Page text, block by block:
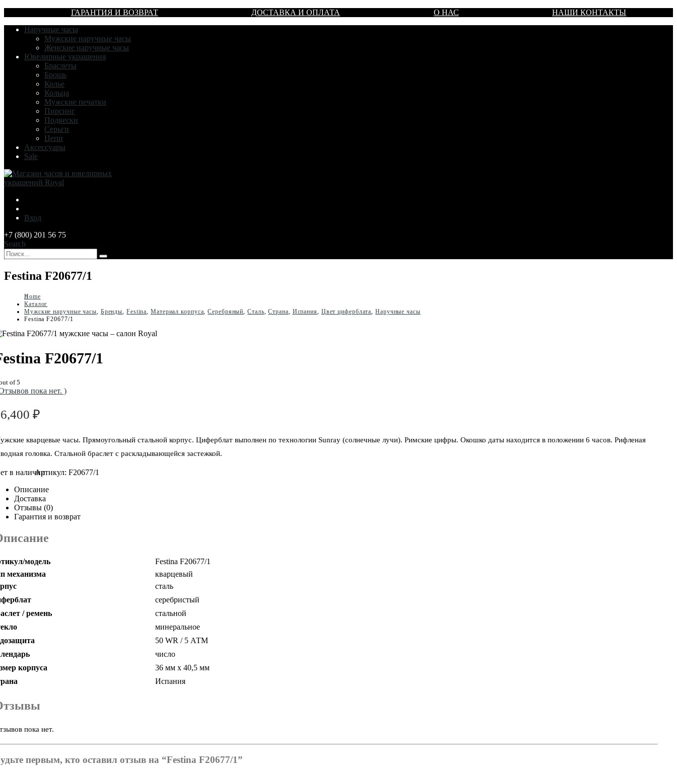
ГАРАНТИЯ И ВОЗВРАТ ДОСТАВКА И ОПЛАТА О НАС
НАШИ КОНТАКТЫ
Наручные часы
Мужские наручные часы
Женские наручные часы
Ювелирные украшения
Браслеты
Брошь
Колье
Кольца
Мужские печатки
Пирсинг
Подвески
Серьги
Цепи
Аксессуары
Sale
Вход
+7 (800) 201 56 75
Search
Festina F20677/1
Home
Каталог
Мужские наручные часы, Бренды, Festina,Материал корпуса,Серебряный,Сталь,Страна, Испания, Цвет циферблата,Наручные часы
Festina F20677/1
F20677/1
of 5
пока нет. )
₽
кварцевые часы. Прямоугольный стальной корпус. Циферблат выполнен по технологии Sunray (солнечные лучи). Римские цифры. Окошко даты находится в положении 6 часов. Рифленая
головка. Стальной браслет с раскладывающейся застежкой.
Артикул: F20677/1
Описание
Доставка
Отзывы (0)
Гарантия и возврат
модель
Festina F20677/1
механизма
кварцевый
сталь
серебристый
/ ремень
стальной
минеральное
50 WR / 5 АТМ
число
корпуса
36 мм х 40,5 мм
Испания
пока нет.
первым, кто оставил отзыв на “Festina F20677/1”